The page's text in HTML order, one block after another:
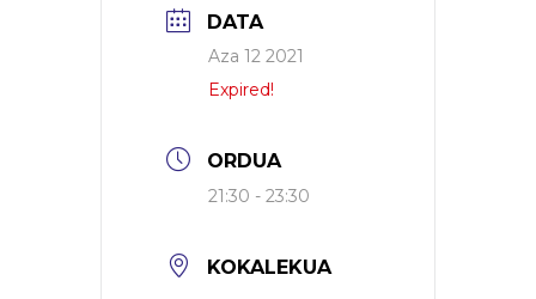
DATA
Aza 12 2021
Expired!
ORDUA
21:30 - 23:30
KOKALEKUA